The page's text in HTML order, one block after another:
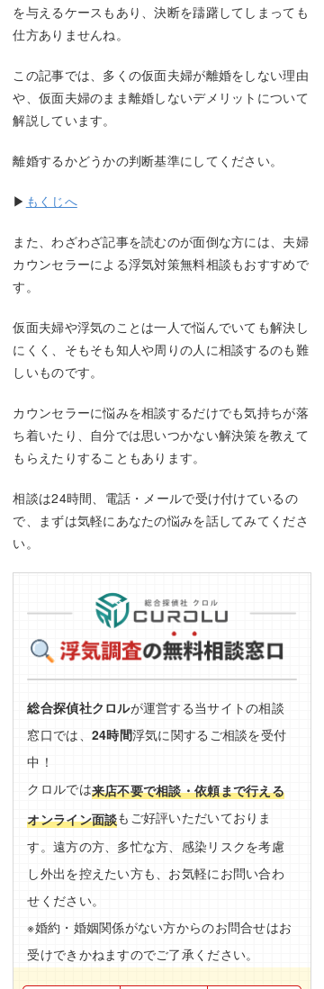
を与えるケースもあり、決断を躊躇してしまっても
仕方ありませんね。
この記事では、多くの仮面夫婦が離婚をしない理由
や、仮面夫婦のまま離婚しないデメリットについて
解説しています。
離婚するかどうかの判断基準にしてください。
▶ もくじへ
また、わざわざ記事を読むのが面倒な方には、夫婦
カウンセラーによる浮気対策無料相談もおすすめで
す。
仮面夫婦や浮気のことは一人で悩んでいても解決し
にくく、そもそも知人や周りの人に相談するのも難
しいものです。
カウンセラーに悩みを相談するだけでも気持ちが落
ち着いたり、自分では思いつかない解決策を教えて
もらえたりすることもあります。
相談は24時間、電話・メールで受け付けているの
で、まずは気軽にあなたの悩みを話してみてくださ
い。
総合探偵社クロルが運営する当サイトの相談
窓口では、 24時間浮気に関するご相談を受付
中！
クロルでは来店不要で相談・依頼まで行える
オンライン面談もご好評いただいておりま
す。遠方の方、多忙な方、感染リスクを考慮
し外出を控えたい方も、お気軽にお問い合わ
せください。
※婚約・婚姻関係がない方からのお問合せはお
受けできかねますのでご了承ください。